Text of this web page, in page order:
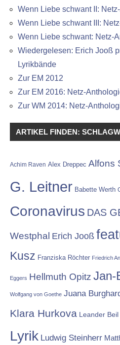
Wenn Liebe schwant II:
Wenn Liebe schwant III:
Wenn Liebe schwant: Netz-
Wiedergelesen: Erich Jooß
Lyrikbände
Zur EM 2012
Zur EM 2016: Netz-
Zur WM 2014: Netz-
ARTIKEL FINDEN:
Achim Raven Alex Dreppec Alfons
G. Leitner Babette Werth
Coronavirus DAS
Westphal Erich Jooß
Kusz Franziska Röchter Friedrich
Eggers Hellmuth Opitz Jan-
Wolfgang von Goethe Juana
Klara Hurkova Leander Beil
Lyrik Ludwig Steinherr